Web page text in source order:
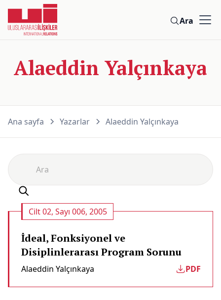
Ara
Alaeddin Yalçınkaya
Ana sayfa Yazarlar Alaeddin Yalçınkaya
Cilt 02, Sayı 006, 2005
İdeal, Fonksiyonel ve
Disiplinlerarası Program Sorunu
Alaeddin Yalçınkaya PDF